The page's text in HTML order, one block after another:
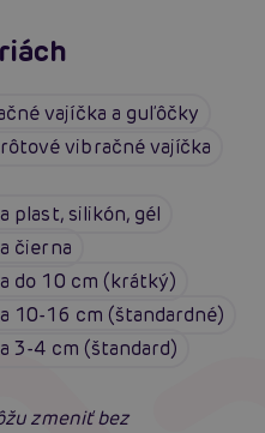
vajíčka a guľôčky
vibračné vajíčka
plast, silikón, gél
čierna
do 10 cm (krátký)
10-16 cm (štandardné)
3-4 cm (štandard)
zmeniť bez